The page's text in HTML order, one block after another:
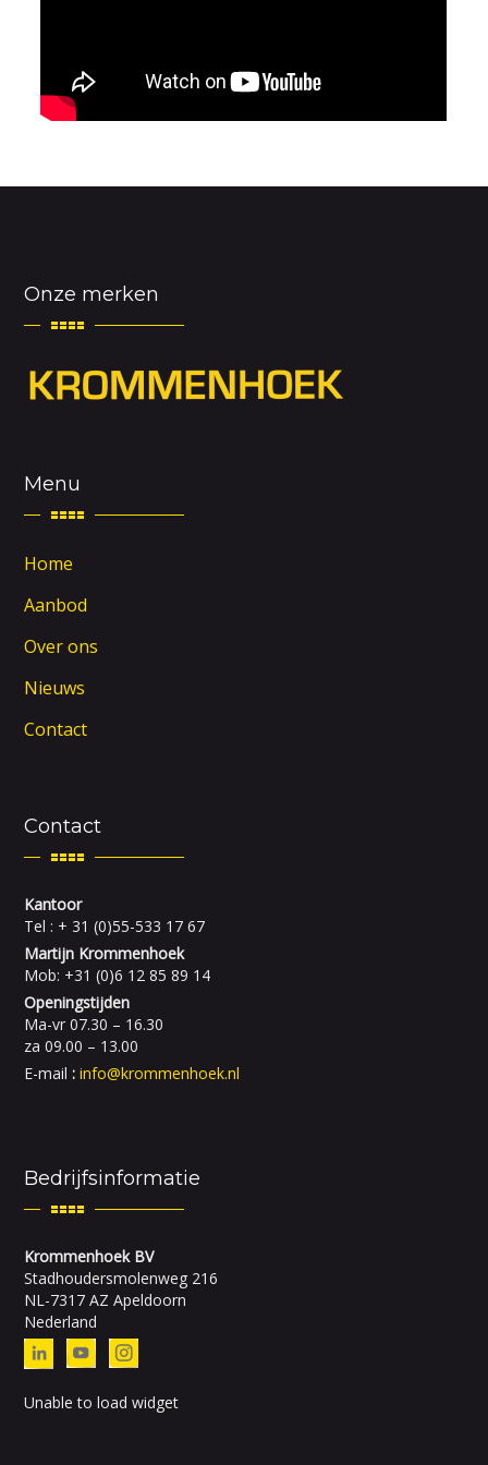
Onze merken
Menu
Home
Aanbod
Over ons
Nieuws
Contact
Contact
Kantoor
Tel : + 31 (0)55-533 17 67
Martijn Krommenhoek
Mob: +31 (0)6 12 85 89 14
Openingstijden
Ma-vr 07.30 – 16.30
za 09.00 – 13.00
E-mail :info@krommenhoek.nl
Bedrijfsinformatie
Krommenhoek BV
Stadhoudersmolenweg 216
NL-7317 AZ Apeldoorn
Nederland
Unable to load widget